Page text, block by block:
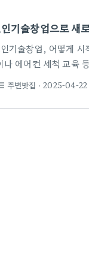
기술창업으로 새
기술창업, 어떻게
나 에어컨 세척 교육
기술 창업을 위해서
과 같습니다: 법인 설
주변맛집 · 2025-04-22